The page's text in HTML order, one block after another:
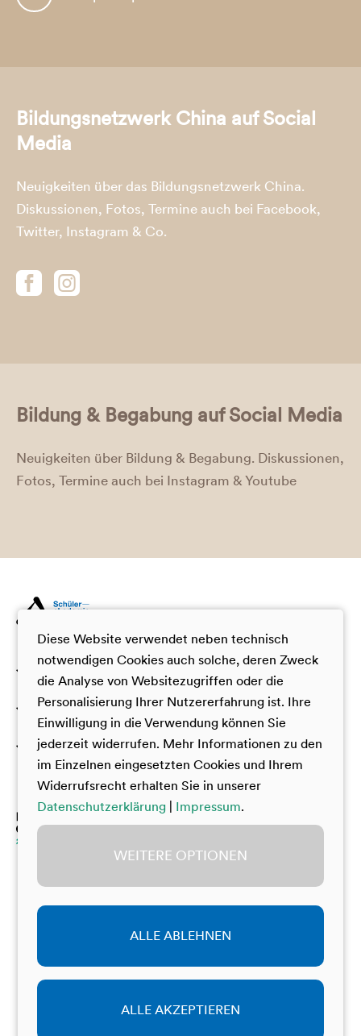
Bildungsnetzwerk China auf Social
Media
Neuigkeiten über das Bildungsnetzwerk China.
Diskussionen, Fotos, Termine auch bei Facebook,
Twitter, Instagram & Co.
Bildung & Begabung auf Social Media
Neuigkeiten über Bildung & Begabung. Diskussionen,
Fotos, Termine auch bei Instagram & Youtube
Schülerakademie China
Deutsch-Französisches Jugendcamp China
Camp de jeunesse franco-allemand sur la Chine
Erfahrungsberichte
Unsere Alumni berichten
Emilia (Schülerakademie China 2025)
Levin (Einsteigerakademie China 2025)
Julia (Einsteigerakademie China)
Merit (Schülerakademie China)
Soleen (Schülerakademie China)
Jana (Einsteigerakademie China)
Colin (Austauschakademie China)
Juliana (Einsteigerakademie China)
David (Schülerakademie China)
Martha (Austauschakademie China)
Über uns
Das Team
Organisatoren
© Bildung & Begabung
Datenschutz
Bildnachweise
Diese Website verwendet neben technisch
notwendigen Cookies auch solche, deren Zweck
die Analyse von Websitezugriffen oder die
Personalisierung Ihrer Nutzererfahrung ist. Ihre
Einwilligung in die Verwendung können Sie
jederzeit widerrufen. Mehr Informationen zu den
im Einzelnen eingesetzten Cookies und Ihrem
Widerrufsrecht erhalten Sie in unserer
Datenschutzerklärung
Impressum.
WEITERE OPTIONEN
ALLE ABLEHNEN
ALLE AKZEPTIEREN